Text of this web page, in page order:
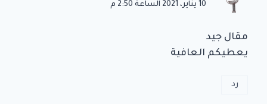
10 يناير، 2021 الساعة 2:50 م
مقال جيد
يعطيكم العافية
رد